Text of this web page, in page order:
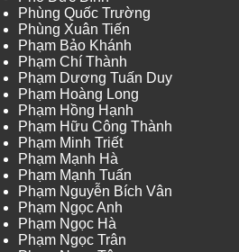
Phùng Quốc Trường
Phùng Xuân Tiến
Phạm Bảo Khánh
Phạm Chí Thành
Phạm Dương Tuấn Duy
Phạm Hoàng Long
Phạm Hồng Hạnh
Phạm Hữu Công Thành
Phạm Minh Triết
Phạm Mạnh Hà
Phạm Mạnh Tuấn
Phạm Nguyễn Bích Vân
Phạm Ngọc Anh
Phạm Ngọc Hà
Phạm Ngọc Trân